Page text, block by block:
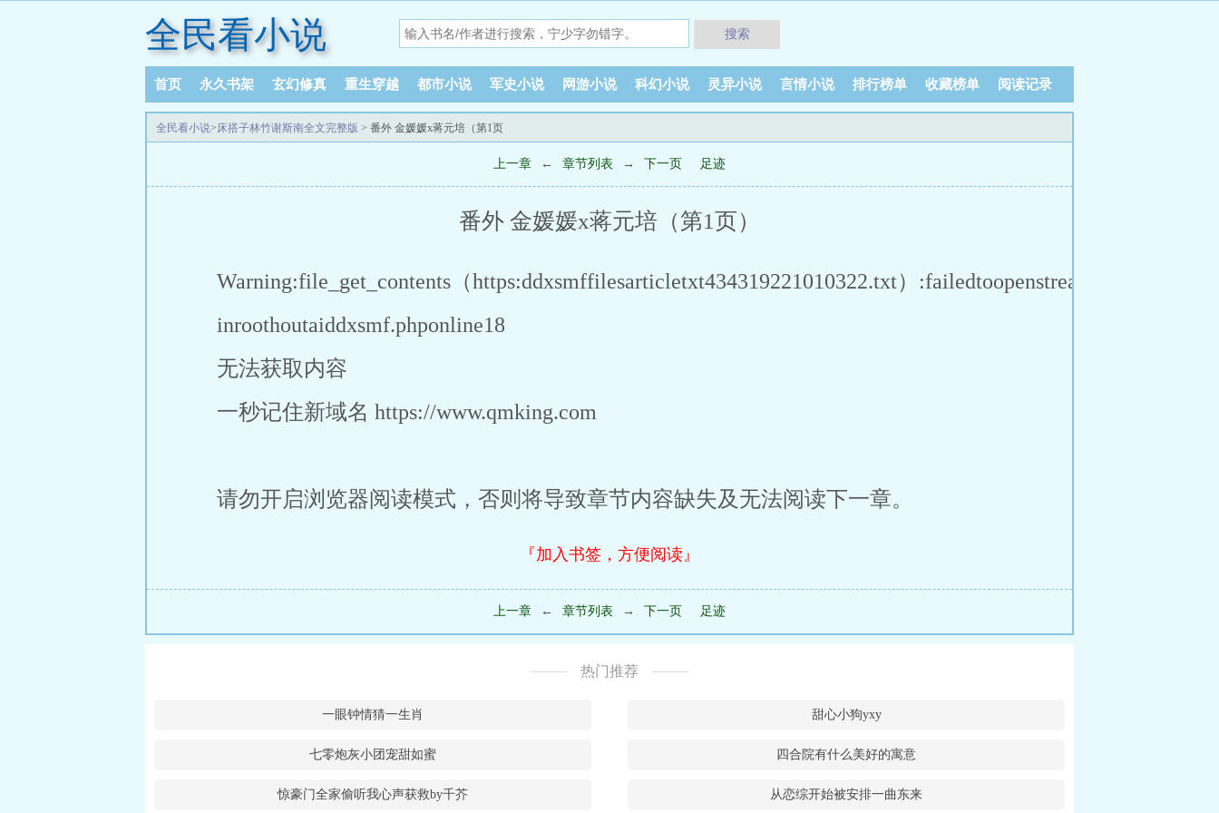
全民看小说 搜索
首页 永久书架 玄幻修真 重生穿越 都市小说 军史小说 网游小说 科幻小说 灵异小说 言情小说 排行榜单 收藏榜单 阅读记录
全民看小说>床搭子林竹谢斯南全文完整版 > 番外 金媛媛x蒋元培（第1页
上一章 ← 章节列表 → 下一页 足迹
番外 金媛媛x蒋元培（第1页）
Warning:file_get_contents（https:ddxsmffilesarticletxt434319221010322.txt）
inroothoutaiddxsmf.phponline18
无法获取内容
一秒记住新域名 https://www.qmking.com
请勿开启浏览器阅读模式，否则将导致章节内容缺失及无法阅读下一章。
『加入书签，方便阅读』
上一章 ← 章节列表 → 下一页 足迹
热门推荐
一眼钟情猜一生肖 甜心小狗yxy
七零炮灰小团宠甜如蜜 四合院有什么美好的寓意
惊豪门全家偷听我心声获救by千芥 从恋综开始被安排一曲东来